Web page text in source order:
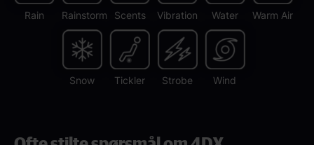
Rain Rainstorm Scents Vibration Water Warm Air
Snow Tickler Strobe Wind